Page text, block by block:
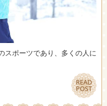
スポーツであり、多くの人に
READ
POST
READ
POST